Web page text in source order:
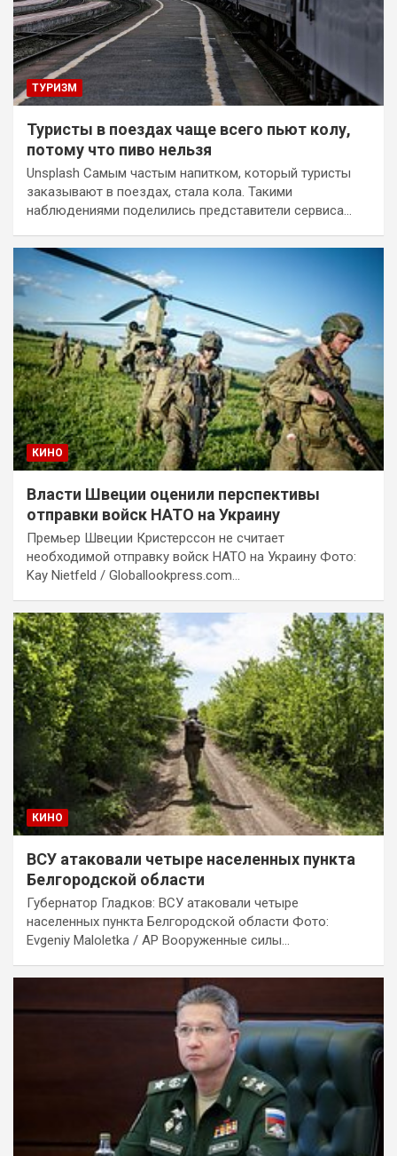
ТУРИЗМ
Туристы в поездах чаще всего пьют колу,
потому что пиво нельзя
Unsplash Самым частым напитком, который туристы
заказывают в поездах, стала кола. Такими
наблюдениями поделились представители сервиса…
КИНО
Власти Швеции оценили перспективы
отправки войск НАТО на Украину
Премьер Швеции Кристерссон не считает
необходимой отправку войск НАТО на Украину Фото:
Kay Nietfeld / Globallookpress.com…
КИНО
ВСУ атаковали четыре населенных пункта
Белгородской области
Губернатор Гладков: ВСУ атаковали четыре
населенных пункта Белгородской области Фото:
Evgeniy Maloletka / AP Вооруженные силы…